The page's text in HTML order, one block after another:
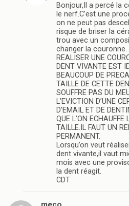
Bonjour,Il a percé la
le nerf.C’est une
on ne peut pas
risque de briser la
trou avec un
changer la couronne.
REALISER UNE
DENT VIVANTE EST
BEAUCOUP DE
TAILLE DE CETTE
SOUFFRE PAS DU
L’EVICTION D’UNE
D’EMAIL ET DE
QUE L’ON
TAILLE.IL FAUT UN
PERMANENT.
Lorsqu’on veut
dent vivante,il vaut
mois avec une
la dent réagit.
CDT